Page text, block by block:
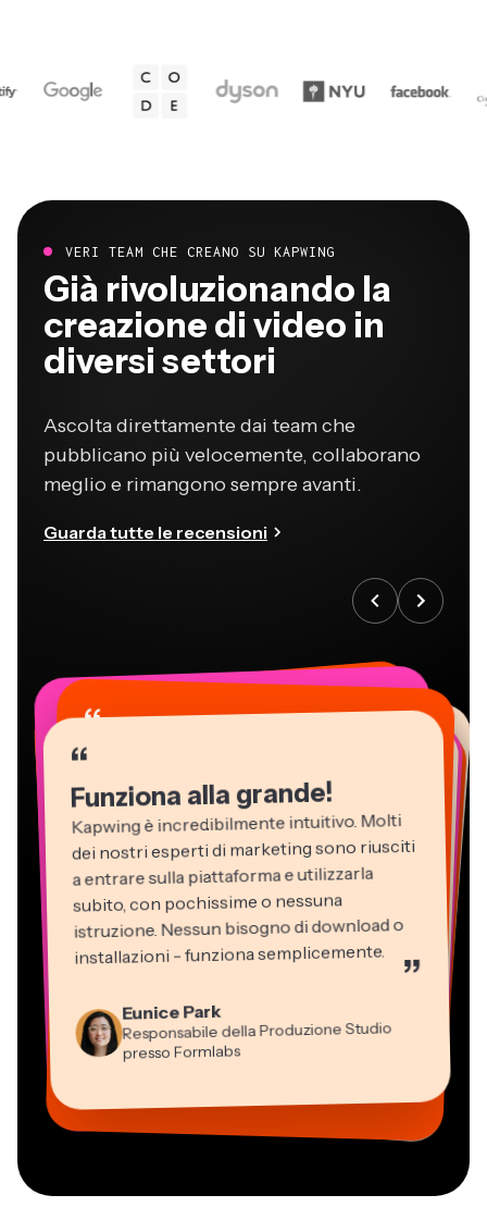
VERI TEAM CHE CREANO SU KAPWING
Già rivoluzionando la
creazione di video in
diversi settori
Ascolta direttamente dai team che
pubblicano più velocemente, collaborano
meglio e rimangono sempre avanti.
Guarda tutte le recensioni
“
Funziona alla grande!
Kapwing è incredibilmente intuitivo. Molti
dei nostri esperti di marketing sono riusciti
a entrare sulla piattaforma e utilizzarla
subito, con pochissime o nessuna
istruzione. Nessun bisogno di download o
installazioni - funziona semplicemente. ”
Eunice Park
Responsabile della Produzione Studio
presso Formlabs
“
“
Grant Taleck
Panos Papagapiou
Socio Amministratore di EPATHLON
“
Kerry-lee Farla
Youtuber
Gracie Peng
Direttore dei Contenuti
“
Heidi Rae
Istruzione
“
Natasha Ball
Consulente
“
Mitch Rawlings
“
Dina Segovia
Libero professionista virtuale